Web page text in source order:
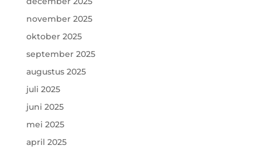
november 2025
oktober 2025
september 2025
augustus 2025
juli 2025
juni 2025
mei 2025
april 2025